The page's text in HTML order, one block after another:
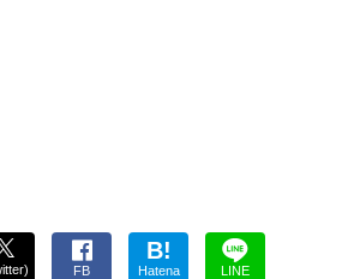
FB
B!
Hatena LINE